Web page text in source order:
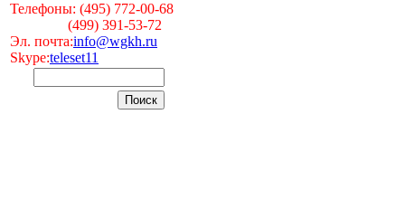
Телефоны: (495) 772-00-68
(499) 391-53-72
Эл. почта:info@wgkh.ru
Skype:teleset11